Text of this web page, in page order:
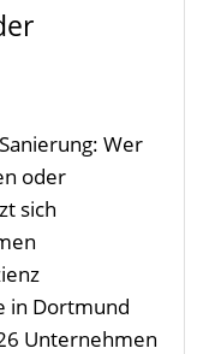
Wer
oder
sich
in Dortmund
Unternehmen